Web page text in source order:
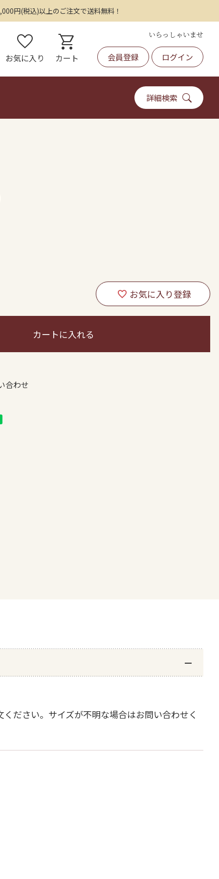
円(税込)以上のご注文で送料無料！
favorite
お気に入り
shopping_cart
カート
いらっしゃいませ
会員登録 ログイン
詳細検索
カートに入れる
合わせ
ださい。サイズが不明な場合はお問い合わせく